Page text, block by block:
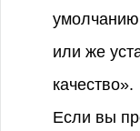
умолчанию
или же
качество».
Если вы